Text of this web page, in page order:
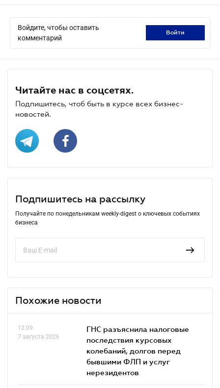
Войдите, чтобы оставить
комментарий
войти
Читайте нас в соцсетях.
Подпишитесь, чтоб быть в курсе всех бизнес-
новостей.
Подпишитесь на рассылку
Получайте по понедельникам weekly-digest о ключевых событиях
бизнеса
Похожие новости
12.09
7 августа 2026
ГНС разъяснила налоговые
последствия курсовых
колебаний, долгов перед
бывшими ФЛП и услуг
нерезидентов